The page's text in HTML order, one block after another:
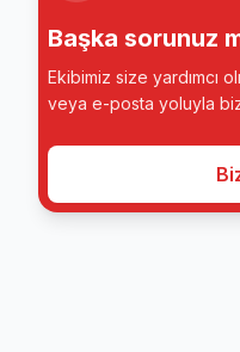
Başka sorunuz
Ekibimiz size yardımcı
veya e-posta yoluyla